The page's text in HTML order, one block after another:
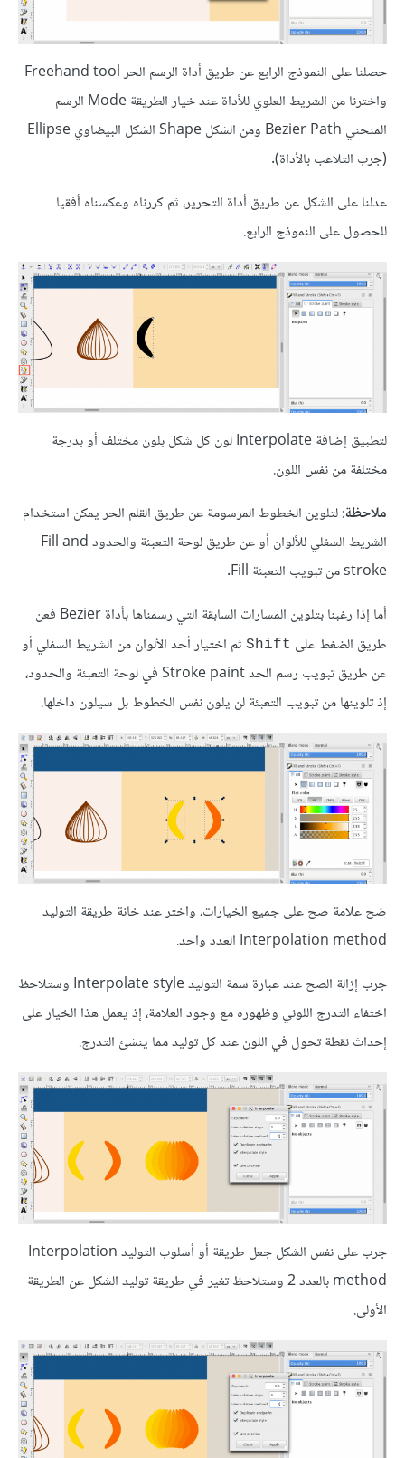
حصلنا على النموذج الرابع عن طريق أداة الرسم الحر Freehand tool
واخترنا من الشريط العلوي للأداة عند خيار الطريقة Mode الرسم
المنحني Bezier Path ومن الشكل Shape الشكل البيضاوي Ellipse
(جرب التلاعب بالأداة).
عدلنا على الشكل عن طريق أداة التحرير، ثم كررناه وعكسناه أفقيا
للحصول على النموذج الرابع.
لتطبيق إضافة Interpolate لون كل شكل بلون مختلف أو بدرجة
مختلفة من نفس اللون.
ملاحظة: لتلوين الخطوط المرسومة عن طريق القلم الحر يمكن استخدام
الشريط السفلي للألوان أو عن طريق لوحة التعبئة والحدود Fill and
stroke من تبويب التعبئة Fill.
أما إذا رغبنا بتلوين المسارات السابقة التي رسمناها بأداة Bezier فعن
طريق الضغط على Shift ثم اختيار أحد الألوان من الشريط السفلي أو
عن طريق تبويب رسم الحد Stroke paint في لوحة التعبئة والحدود،
إذ تلوينها من تبويب التعبئة لن يلون نفس الخطوط بل سيلون داخلها.
ضح علامة صح على جميع الخيارات، واختر عند خانة طريقة التوليد
Interpolation method العدد واحد.
جرب إزالة الصح عند عبارة سمة التوليد Interpolate style وستلاحظ
اختفاء التدرج اللوني وظهوره مع وجود العلامة، إذ يعمل هذا الخيار على
إحداث نقطة تحول في اللون عند كل توليد مما ينشئ التدرج.
جرب على نفس الشكل جعل طريقة أو أسلوب التوليد Interpolation
method بالعدد 2 وستلاحظ تغير في طريقة توليد الشكل عن الطريقة
الأولى.